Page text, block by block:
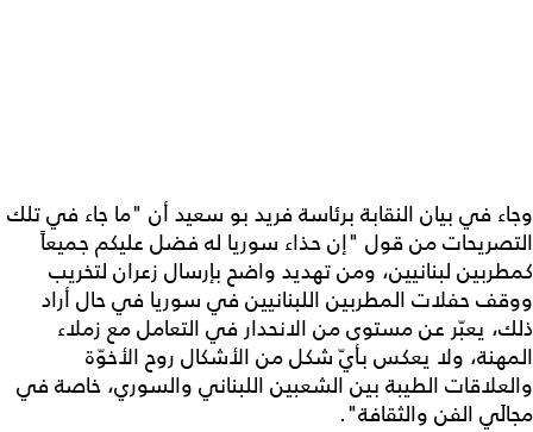
وجاء في بيان النقابة برئاسة فريد بو سعيد أن "ما جاء في تلك
التصريحات من قول "إن حذاء سوريا له فضل عليكم جميعاً
كمطربين لبنانيين، ومن تهديد واضح بإرسال زعران لتخريب
ووقف حفلات المطربين اللبنانيين في سوريا في حال أراد
ذلك، يعبّر عن مستوى من الانحدار في التعامل مع زملاء
المهنة، ولا يعكس بأيّ شكل من الأشكال روح الأخوّة
والعلاقات الطيبة بين الشعبين اللبناني والسوري، خاصة في
مجالَي الفن والثقافة".